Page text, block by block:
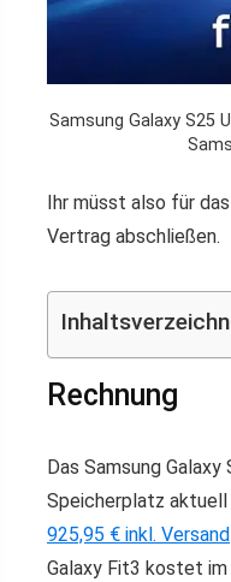
Samsung Galaxy S25
Ihr müsst also für
Vertrag abschließen.
Rechnung
Das Samsung
Speicherplatz
925,95 € inkl. Versand
Galaxy Fit3 kostet